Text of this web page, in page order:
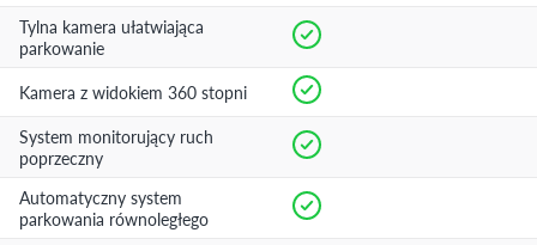
Tylna kamera ułatwiająca
parkowanie
Kamera z widokiem 360 stopni
System monitorujący ruch
poprzeczny
Automatyczny system
parkowania równoległego